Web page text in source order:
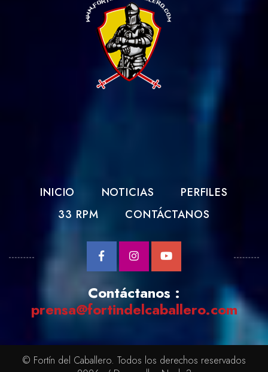
INICIO NOTICIAS
PERFILES
33 RPM
CONTÁCTANOS
Contáctanos :
prensa@fortindelcaballero.com
© Fortín del Caballero. Todos los derechos reservados